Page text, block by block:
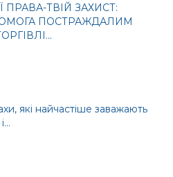
ПРАВА-ТВІЙ ЗАХИСТ:
ПОСТРАЖДАЛИМ
які найчастіше заважають